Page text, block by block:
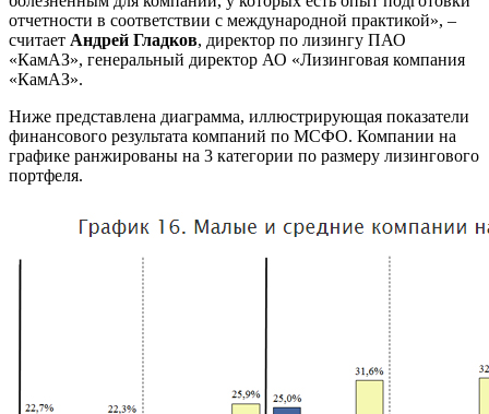
отчетности в соответствии с международной практикой», –
считает Андрей Гладков, директор по лизингу ПАО
«КамАЗ», генеральный директор АО «Лизинговая компания
«КамАЗ».
Ниже представлена диаграмма, иллюстрирующая показатели
финансового результата компаний по МСФО. Компании на
графике ранжированы на 3 категории по размеру лизингового
портфеля.